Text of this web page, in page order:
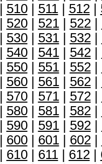
510| 511| 512|
520| 521| 522|
530| 531| 532|
540| 541| 542|
550| 551| 552|
560| 561| 562|
570| 571| 572|
580| 581| 582|
590| 591| 592|
600| 601| 602|
610| 611| 612|